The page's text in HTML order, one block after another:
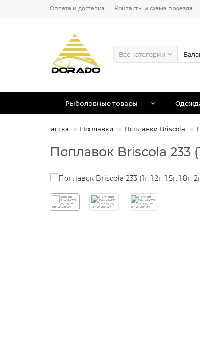
Оплата и доставка Контакты и схема проезда
Все категории
Рыболовные товары
Оснастка Поплавки Поплавки Briscola
Поплавок Briscola 233